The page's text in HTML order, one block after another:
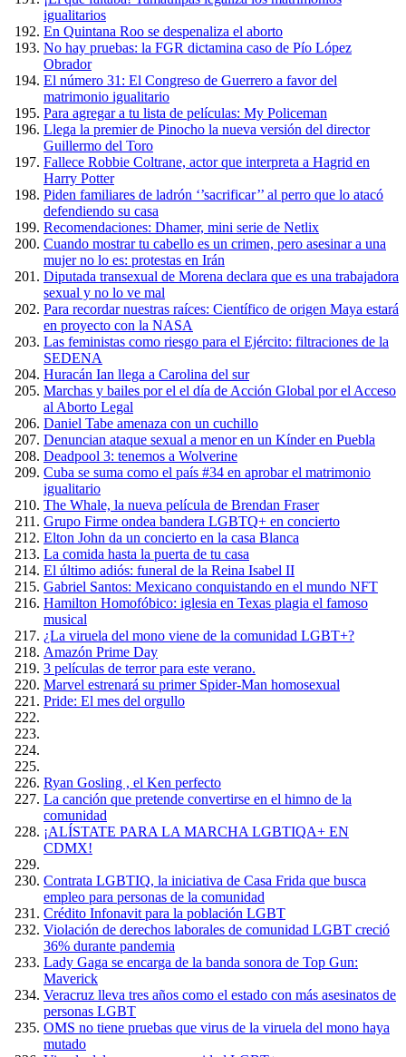
igualitarios
En Quintana Roo se despenaliza el aborto
No hay pruebas: la FGR dictamina caso de Pío López
Obrador
El número 31: El Congreso de Guerrero a favor del
matrimonio igualitario
Para agregar a tu lista de películas: My Policeman
Llega la premier de Pinocho la nueva versión del director
Guillermo del Toro
Fallece Robbie Coltrane, actor que interpreta a Hagrid en
Harry Potter
Piden familiares de ladrón ‘’sacrificar’’ al perro que lo atacó
defendiendo su casa
Recomendaciones: Dhamer, mini serie de Netlix
Cuando mostrar tu cabello es un crimen, pero asesinar a una
mujer no lo es: protestas en Irán
Diputada transexual de Morena declara que es una trabajadora
sexual y no lo ve mal
Para recordar nuestras raíces: Científico de origen Maya estará
en proyecto con la NASA
Las feministas como riesgo para el Ejército: filtraciones de la
SEDENA
Huracán Ian llega a Carolina del sur
Marchas y bailes por el el día de Acción Global por el Acceso
al Aborto Legal
Daniel Tabe amenaza con un cuchillo
Denuncian ataque sexual a menor en un Kínder en Puebla
Deadpool 3: tenemos a Wolverine
Cuba se suma como el país #34 en aprobar el matrimonio
igualitario
The Whale, la nueva película de Brendan Fraser
Grupo Firme ondea bandera LGBTQ+ en concierto
Elton John da un concierto en la casa Blanca
La comida hasta la puerta de tu casa
El último adiós: funeral de la Reina Isabel II
Gabriel Santos: Mexicano conquistando en el mundo NFT
Hamilton Homofóbico: iglesia en Texas plagia el famoso
musical
¿La viruela del mono viene de la comunidad LGBT+?
Amazón Prime Day
3 películas de terror para este verano.
Marvel estrenará su primer Spider-Man homosexual
Pride: El mes del orgullo
Ryan Gosling , el Ken perfecto
La canción que pretende convertirse en el himno de la
comunidad
¡ALÍSTATE PARA LA MARCHA LGBTIQA+ EN
CDMX!
Contrata LGBTIQ, la iniciativa de Casa Frida que busca
empleo para personas de la comunidad
Crédito Infonavit para la población LGBT
Violación de derechos laborales de comunidad LGBT creció
36% durante pandemia
Lady Gaga se encarga de la banda sonora de Top Gun:
Maverick
Veracruz lleva tres años como el estado con más asesinatos de
personas LGBT
OMS no tiene pruebas que virus de la viruela del mono haya
mutado